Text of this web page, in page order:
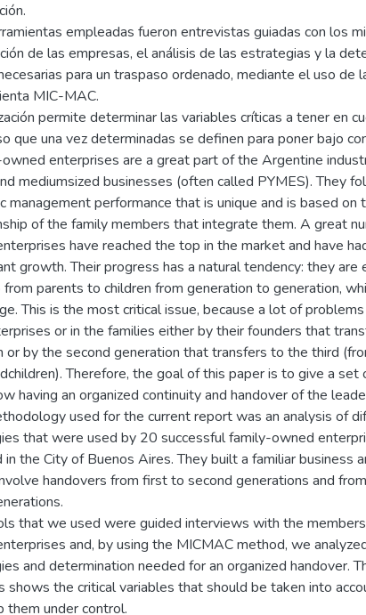
empleadas fueron entrevistas guiadas con los
de las empresas, el análisis de las estrategias y la
para un traspaso ordenado, mediante el uso de
MIC-MAC.
permite determinar las variables críticas a tener en
que una vez determinadas se definen para poner bajo
enterprises are a great part of the Argentine
mediumsized businesses (often called PYMES). They
management performance that is unique and is based on
of the family members that integrate them. A great
have reached the top in the market and have
growth. Their progress has a natural tendency: they are
parents to children from generation to generation,
This is the most critical issue, because a lot of problems
or in the families either by their founders that
or by the second generation that transfers to the third
Therefore, the goal of this paper is to give a
having an organized continuity and handover of the
used for the current report was an analysis of
that were used by 20 successful family-owned
in the City of Buenos Aires. They built a familiar business
handovers from first to second generations and
that we used were guided interviews with the
and, by using the MICMAC method, we
and determination needed for an organized handover.
shows the critical variables that should be taken into
them under control.